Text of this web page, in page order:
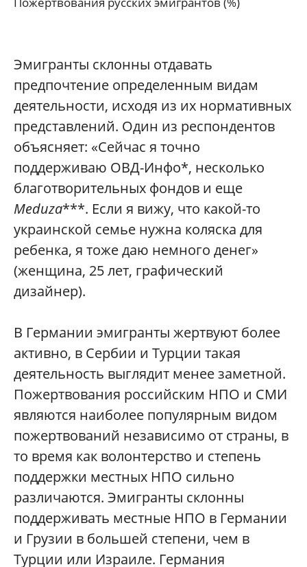
Эмигранты склонны отдавать
предпочтение определенным видам
деятельности, исходя из их нормативных
представлений. Один из респондентов
объясняет: «Сейчас я точно
поддерживаю ОВД-Инфо*, несколько
благотворительных фондов и еще
Meduza***. Если я вижу, что какой-то
украинской семье нужна коляска для
ребенка, я тоже даю немного денег»
(женщина, 25 лет, графический
дизайнер).
В Германии эмигранты жертвуют более
активно, в Сербии и Турции такая
деятельность выглядит менее заметной.
Пожертвования российским НПО и СМИ
являются наиболее популярным видом
пожертвований независимо от страны, в
то время как волонтерство и степень
поддержки местных НПО сильно
различаются. Эмигранты склонны
поддерживать местные НПО в Германии
и Грузии в большей степени, чем в
Турции или Израиле. Германия